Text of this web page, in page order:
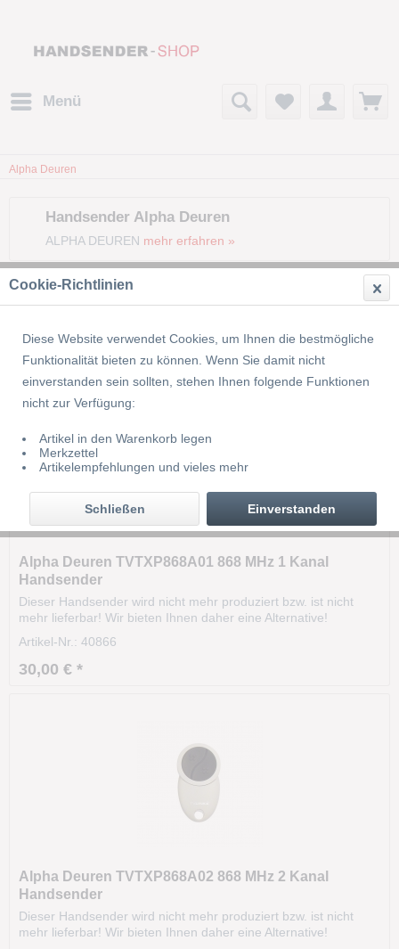
Menü
Alpha Deuren
Handsender Alpha Deuren
ALPHA DEUREN mehr erfahren »
Filtern
Alpha Deuren TVTXP868A01 868 MHz 1 Kanal
Handsender
Dieser Handsender wird nicht mehr produziert bzw. ist nicht
mehr lieferbar! Wir bieten Ihnen daher eine Alternative!
868.300MHz Kanäle: 1 Batterie: CR2032 Codierung:
RollingCode Maße: 60 x 30 x 13 mm Gehäusefarbe: weiß...
Artikel-Nr.: 40866
30,00 € *
Alpha Deuren TVTXP868A02 868 MHz 2 Kanal
Handsender
Dieser Handsender wird nicht mehr produziert bzw. ist nicht
mehr lieferbar! Wir bieten Ihnen daher eine Alternative!
Cookie-Richtlinien
Diese Website verwendet Cookies, um Ihnen die bestmögliche
Funktionalität bieten zu können. Wenn Sie damit nicht
einverstanden sein sollten, stehen Ihnen folgende Funktionen
nicht zur Verfügung:
Artikel in den Warenkorb legen
Merkzettel
Artikelempfehlungen und vieles mehr
Einverstanden
Schließen